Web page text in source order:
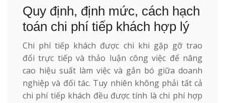
Quy định, định mức, cách hạch
toán chi phí tiếp khách hợp lý
Chi phí tiếp khách được chi khi gặp gỡ trao
đổi trực tiếp và thảo luận công việc để nâng
cao hiệu suất làm việc và gắn bó giữa doanh
nghiệp và đối tác. Tuy nhiên không phải tất cả
chi phí tiếp khách đều được tính là chi phí hợp